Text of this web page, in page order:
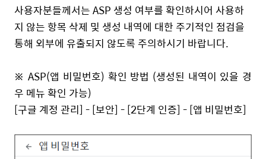
사용자분들께서는 ASP 생성 여부를확인하시어 사용하
지 않는 항목 삭제 및 생성 내역에 대한 주기적인 점검을
통해 외부에 유출되지 않도록 주의하시기 바랍니다.
※ ASP(앱 비밀번호) 확인 방법 (생성된 내역이 있을 경
우 메뉴 확인 가능)
[구글 계정 관리] - [보안] - [2단계 인증] - [앱 비밀번호]